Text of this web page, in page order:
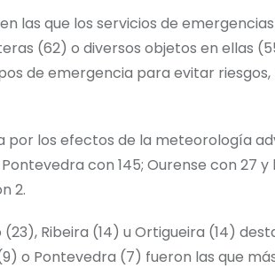
las que los servicios de
(62) o diversos objetos en ellas
de emergencia para evitar riesgos,
por los efectos de la meteorología
con 145; Ourense con 27 y
2.
Ribeira (14) u Ortigueira (14)
o Pontevedra (7) fueron las que